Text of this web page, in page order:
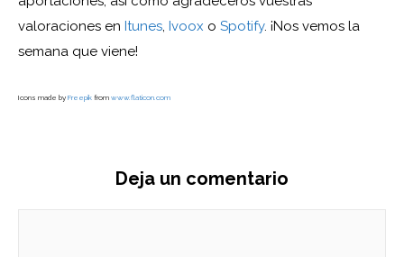
valoraciones en Itunes, Ivoox o Spotify. ¡Nos vemos la
semana que viene!
Icons made by Freepik from www.flaticon.com
Deja un comentario